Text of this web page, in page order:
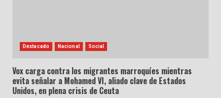
Destacado Nacional Social
Vox carga contra los migrantes marroquíes mientras
evita señalar a Mohamed VI, aliado clave de Estados
Unidos, en plena crisis de Ceuta